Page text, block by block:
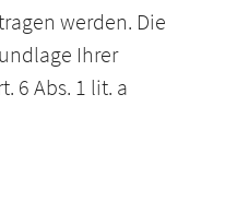
werden. Die
Ihrer
6 Abs. 1 lit. a